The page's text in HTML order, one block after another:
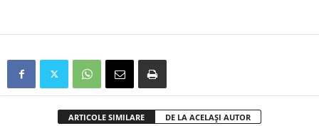
ARTICOLE SIMILARE DE LA ACELAȘI AUTOR